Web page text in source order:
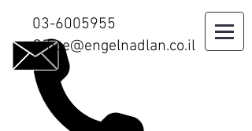
03-6005955
Office@engelnadlan.co.il